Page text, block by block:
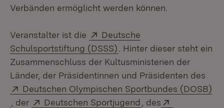
Verbänden ermöglicht werden können.
Veranstalter ist die Extern:
Deutsche
Schulsportstiftung (DSSS) (Öffnet in neuem Fenster)
. Hinter dieser steht ein
Zusammenschluss der Kultusministerien der
Länder, der Präsidentinnen und Präsidenten des
Extern:
Deutschen Olympischen Sportbundes (DOSB)
(Öffnet in neuem Fenster)
, der Extern:
Deutschen Sportjugend (Öffnet in neuem
, des